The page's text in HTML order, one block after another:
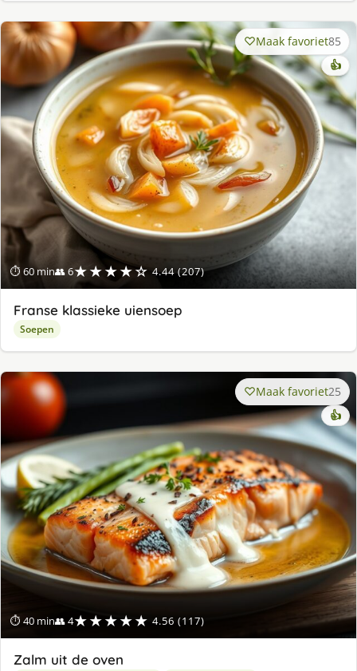
⏱ 60 min👥 6★★★★☆ 4.44 (207)
Maak favoriet85
👍
Franse klassieke uiensoep
Soepen
⏱ 40 min👥 4★★★★★ 4.56 (117)
Maak favoriet25
👍
Zalm uit de oven